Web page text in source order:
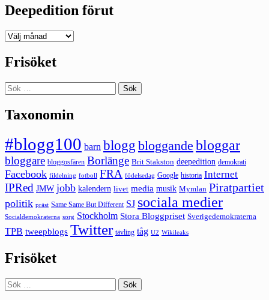
Deepedition förut
Deepedition
Frisöket
Sök
efter:
Taxonomin
#blogg100 barn blogg bloggande bloggar
bloggare bloggosfären Borlänge Brit Stakston deepedition demokrati
Facebook fildelning fotboll FRA födelsedag Google historia Internet
IPRed JMW jobb kalendern livet media musik Mymlan Piratpartiet
politik präst Same Same But Different SJ sociala medier
Socialdemokraterna sorg Stockholm Stora Bloggpriset Sverigedemokraterna
TPB tweepblogs Twitter tävling tåg U2 Wikileaks
Frisöket
Sök
efter: